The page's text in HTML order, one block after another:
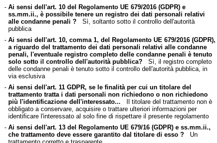
- Ai sensi dell'art. 10 del Regolamento UE 679/2016 (GDPR) e
ss.mm.ii., è possibile tenere un registro dei dati personali relativi
alle condanne penali ?Sì, soltanto sotto il controllo dell'autorità
pubblica
- Ai sensi dell'art. 10, comma 1, del Regolamento UE 679/2016 (GDPR),
a riguardo del trattamento dei dati personali relativi alle condanne
penali, l'eventuale registro completo delle condanne penali è tenuto
solo sotto il controllo dell'autorità pubblica?Sì, il registro completo
delle condanne penali è tenuto sotto il controllo dell'autorità pubblica, in
via esclusiva
- Ai sensi dell'art. 11 GDPR, se le finalità per cui un titolare del
trattamento tratta i dati personali non richiedono o non richiedono
più l'identificazione dell'interessato... Il titolare del trattamento non è
obbligato a conservare, acquisire o trattare ulteriori informazioni per
identificare l'interessato al solo fine di rispettare il presente regolamento
- Ai sensi dell'art. 13 del Regolamento UE 679/16 (GDPR) e ss.mm.ii.,
che trattamento deve essere garantito dal titolare di esso ?Un